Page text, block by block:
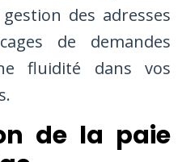
des adresses
de demandes
fluidité dans vos
de la paie